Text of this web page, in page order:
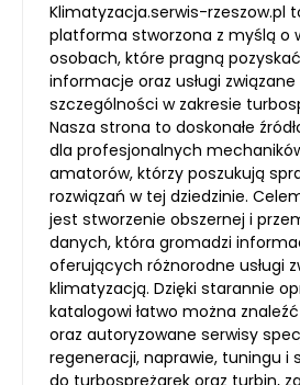
Klimatyzacja.serwis-rzeszow.pl
platforma stworzona z myślą o
osobach, które pragną
informacje oraz usługi
szczególności w zakresie
Nasza strona to doskonałe
dla profesjonalnych
amatorów, którzy poszukują
rozwiązań w tej dziedzinie.
jest stworzenie obszernej i
danych, która gromadzi
oferujących różnorodne usługi
klimatyzacją. Dzięki starannie
katalogowi łatwo można
oraz autoryzowane serwisy
regeneracji, naprawie, tuningu i
do turbosprężarek oraz turbin,